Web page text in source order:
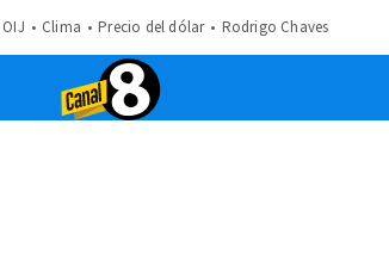
OIJ Clima Precio del dólar Rodrigo Chaves